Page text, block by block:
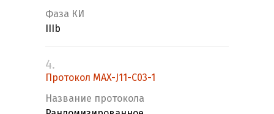
Фаза КИ
IIIb
4.
Протокол MAX-J11-C03-1
Название протокола